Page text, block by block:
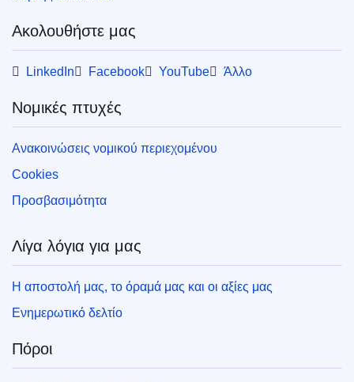
Ακολουθήστε μας
LinkedIn Facebook YouTube Άλλο
Νομικές πτυχές
Ανακοινώσεις νομικού περιεχομένου
Cookies
Προσβασιμότητα
Λίγα λόγια για μας
Η αποστολή μας, το όραμά μας και οι αξίες μας
Ενημερωτικό δελτίο
Πόροι